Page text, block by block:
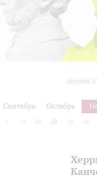
сегодня
Сентябрь Октябрь
9 10 11 12 13 14